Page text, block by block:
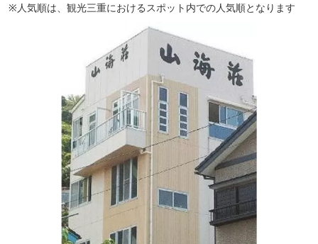
※人気順は、観光三重におけるスポット内での人気順となります